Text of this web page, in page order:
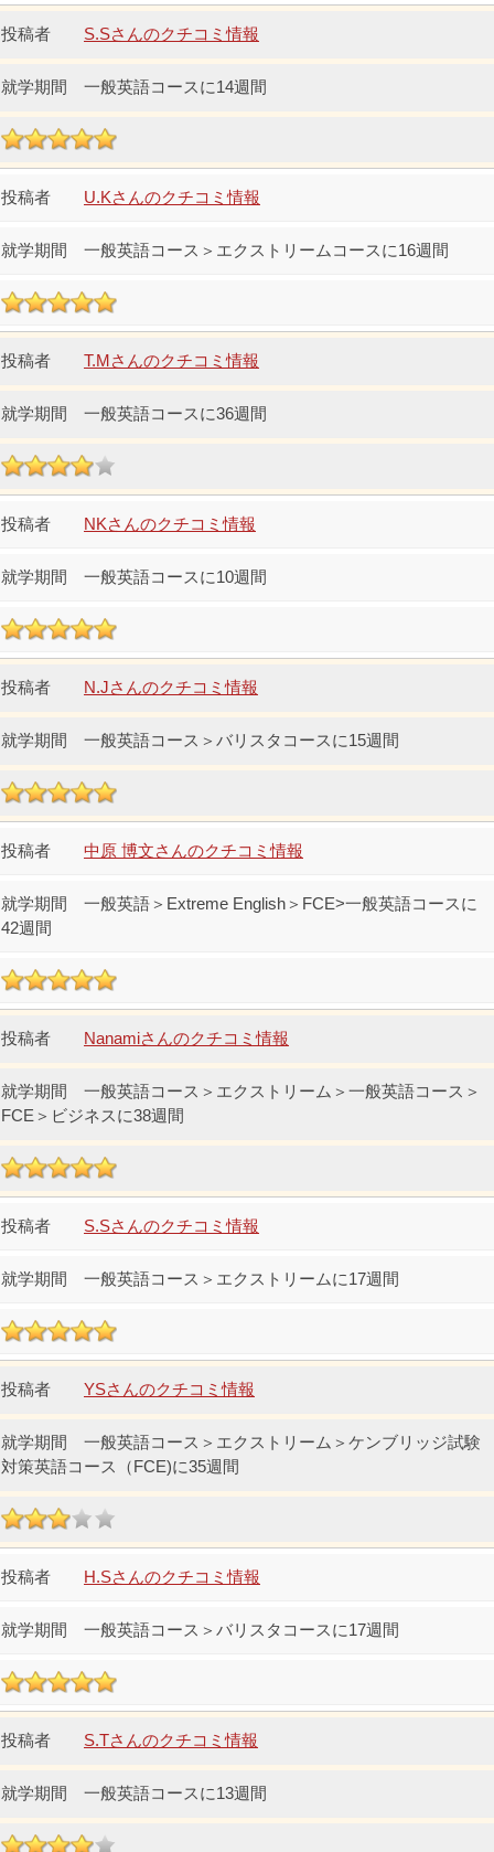
S.Sさんのクチコミ情報
一般英語コースに14週間
U.Kさんのクチコミ情報
一般英語コース＞エクストリームコースに16週間
T.Mさんのクチコミ情報
一般英語コースに36週間
NKさんのクチコミ情報
一般英語コースに10週間
N.Jさんのクチコミ情報
一般英語コース＞バリスタコースに15週間
中原 博文さんのクチコミ情報
一般英語＞Extreme English＞FCE>一般英語コースに
42週間
Nanamiさんのクチコミ情報
一般英語コース＞エクストリーム＞一般英語コース＞
FCE＞ビジネスに38週間
S.Sさんのクチコミ情報
一般英語コース＞エクストリームに17週間
YSさんのクチコミ情報
一般英語コース＞エクストリーム＞ケンブリッジ試験
対策英語コース（FCE)に35週間
H.Sさんのクチコミ情報
一般英語コース＞バリスタコースに17週間
S.Tさんのクチコミ情報
一般英語コースに13週間